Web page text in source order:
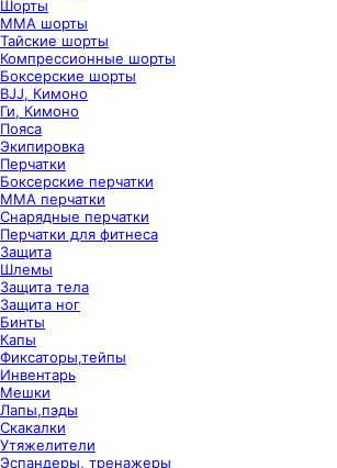
Шорты
ММА шорты
Тайские шорты
Компрессионные шорты
Боксерские шорты
BJJ, Кимоно
Ги, Кимоно
Пояса
Экипировка
Перчатки
Боксерские перчатки
ММА перчатки
Снарядные перчатки
Перчатки для фитнеса
Защита
Шлемы
Защита тела
Защита ног
Бинты
Капы
Фиксаторы,тейпы
Инвентарь
Мешки
Лапы,пэды
Скакалки
Утяжелители
Эспандеры, тренажеры